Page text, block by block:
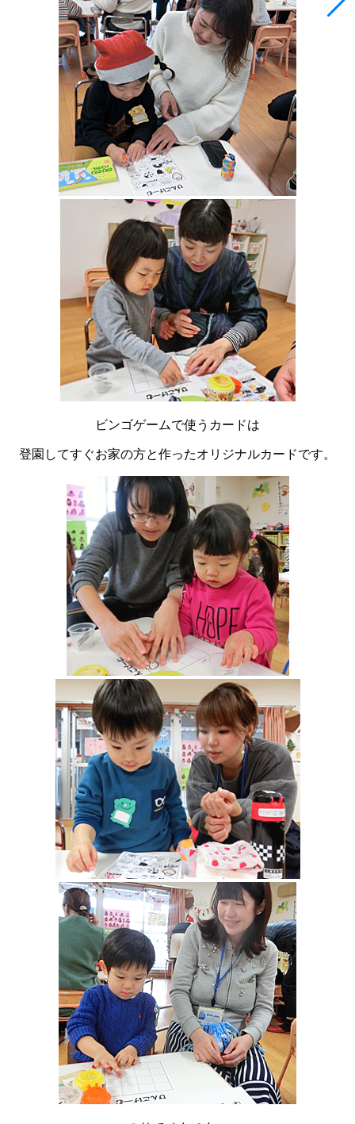
ビンゴゲームで使うカードは
登園してすぐお家の方と作ったオリジナルカードです。